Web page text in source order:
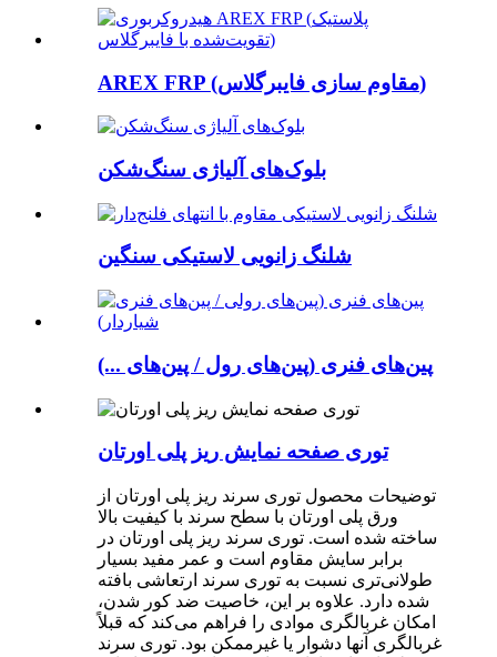
AREX FRP (مقاوم سازی فایبرگلاس)
بلوک‌های آلیاژی سنگ‌شکن
شلنگ زانویی لاستیکی سنگین
پین‌های فنری (پین‌های رول / پین‌های ...)
توری صفحه نمایش ریز پلی اورتان
توضیحات محصول توری سرند ریز پلی اورتان از
ورق پلی اورتان با سطح سرند با کیفیت بالا
ساخته شده است. توری سرند ریز پلی اورتان در
برابر سایش مقاوم است و عمر مفید بسیار
طولانی‌تری نسبت به توری سرند ارتعاشی بافته
شده دارد. علاوه بر این، خاصیت ضد کور شدن،
امکان غربالگری موادی را فراهم می‌کند که قبلاً
غربالگری آنها دشوار یا غیرممکن بود. توری سرند